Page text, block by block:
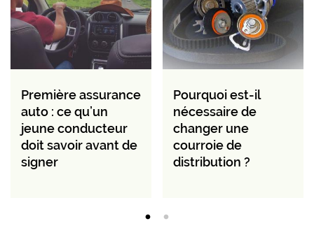
Première assurance
auto : ce qu’un
jeune conducteur
doit savoir avant de
signer
Pourquoi est-il
nécessaire de
changer une
courroie de
distribution ?